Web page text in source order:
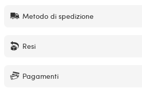
Metodo di spedizione
Resi
Pagamenti